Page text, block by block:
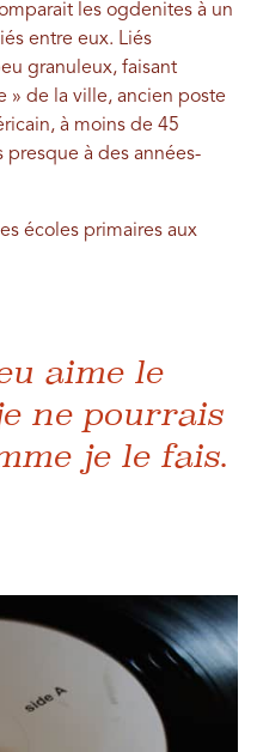
les ogdenites à un
entre eux. Liés
granuleux, faisant
» de la ville, ancien poste
à moins de 45
presque à des années-
écoles primaires aux
aime le
ne pourrais
je le fais.